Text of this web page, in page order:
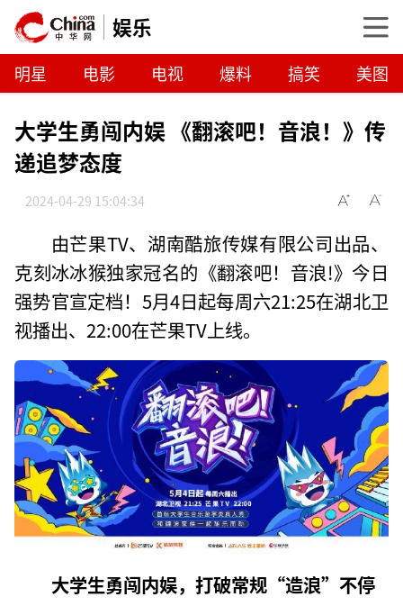
娱乐
明星 电影 电视 爆料 搞笑 美图
大学生勇闯内娱 《翻滚吧！音浪！》传
递追梦态度
2024-04-29 15:04:34
由芒果TV、湖南酷旅传媒有限公司出品、
克刻冰冰猴独家冠名的《翻滚吧！音浪!》今日
强势官宣定档！5月4日起每周六21:25在湖北卫
视播出、22:00在芒果TV上线。
大学生勇闯内娱，打破常规“造浪”不停